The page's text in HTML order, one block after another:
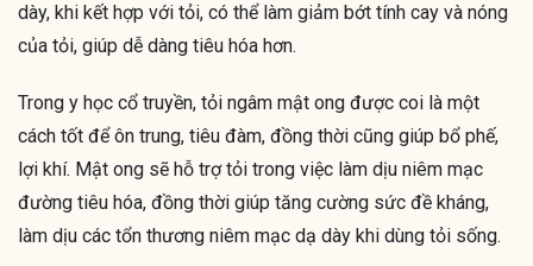
dày, khi kết hợp với tỏi, có thể làm giảm bớt tính cay và nóng
của tỏi, giúp dễ dàng tiêu hóa hơn.
Trong y học cổ truyền, tỏi ngâm mật ong được coi là một
cách tốt để ôn trung, tiêu đàm, đồng thời cũng giúp bổ phế,
lợi khí. Mật ong sẽ hỗ trợ tỏi trong việc làm dịu niêm mạc
đường tiêu hóa, đồng thời giúp tăng cường sức đề kháng,
làm dịu các tổn thương niêm mạc dạ dày khi dùng tỏi sống.